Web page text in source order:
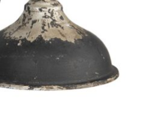
en accessoires